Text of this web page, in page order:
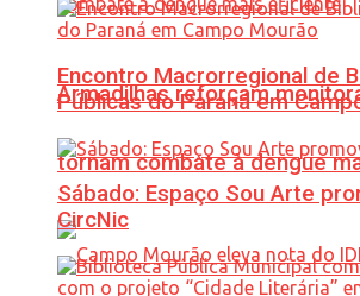
Armadilhas reforçam
tornam combate à dengue
Encontro Macrorregional de
Públicas do Paraná em
Sábado: Espaço Sou Arte
CircNic